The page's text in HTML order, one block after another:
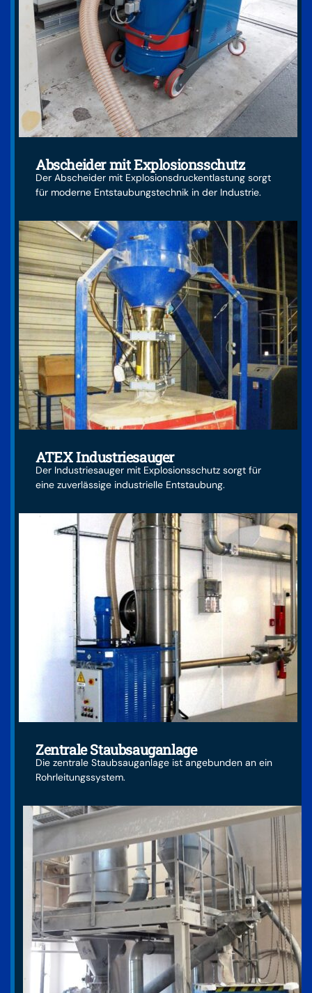
Abscheider mit Explosionsschutz
Der Abscheider mit Explosionsdruckentlastung sorgt
für moderne Entstaubungstechnik in der Industrie.
ATEX Industriesauger
Der Industriesauger mit Explosionsschutz sorgt für
eine zuverlässige industrielle Entstaubung.
Zentrale Staubsauganlage
Die zentrale Staubsauganlage ist angebunden an ein
Rohrleitungssystem.